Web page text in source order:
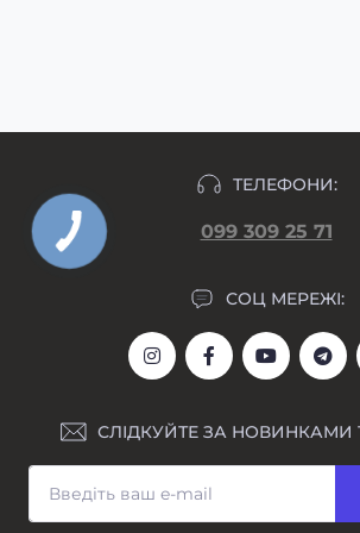
ТЕЛЕФОНИ:
099 309 25 71
СОЦ МЕРЕЖІ:
СЛІДКУЙТЕ ЗА НОВИНКАМИ